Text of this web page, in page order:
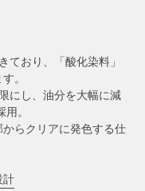
ており、「酸化染料」
。
にし、油分を大幅に減
。
らクリアに発色する仕
計